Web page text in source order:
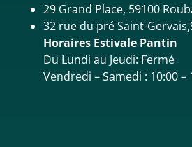
29 Grand Place, 59100
32 rue du pré Saint-
Horaires Estivale Pantin
Du Lundi au Jeudi: Fermé
Vendredi – Samedi : 10:00 –